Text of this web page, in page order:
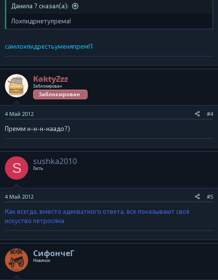
Данила ? сказал(а):
Лохпидрнетупрема!
самлохпидрестьуменяпрем!1
KaktyZzz
Заблокирован
Заблокирован
4 Май 2012 #4
Премм н-н-н-наадо?)
S sushka2010
Гость
4 Май 2012 #5
Как всегда, вместо адекватного ответа, все показывают своё
искуство петросяна
СифончеГ
Новичок